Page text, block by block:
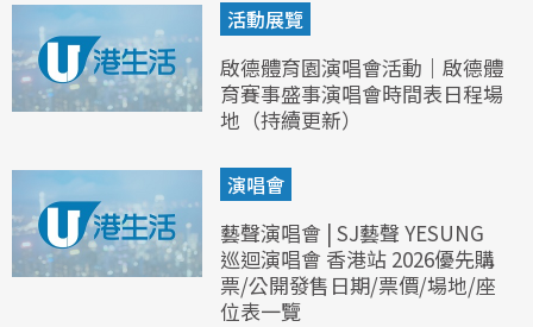
活動展覽
啟德體育園演唱會活動｜啟德體
育賽事盛事演唱會時間表日程場
地（持續更新）
演唱會
藝聲演唱會 | SJ藝聲 YESUNG
巡迴演唱會 香港站 2026優先購
票/公開發售日期/票價/場地/座
位表一覽